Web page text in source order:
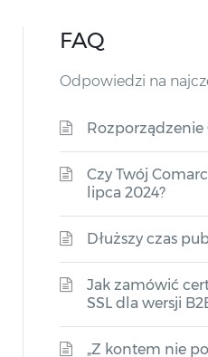
FAQ
Odpowiedzi na
Rozporządzenie
Czy Twój
lipca 2024?
Dłuższy czas
Jak zamówić
SSL dla wersji
„Z kontem nie